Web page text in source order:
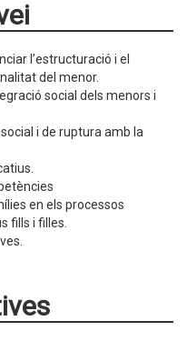
l’estructuració i el
del menor.
social dels menors i
i de ruptura amb la
en els processos
fills i filles.